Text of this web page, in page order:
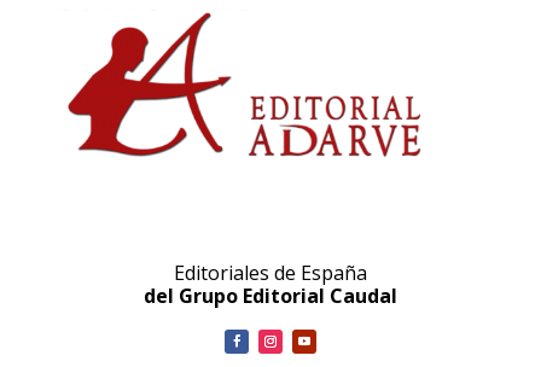
Editoriales de España
del Grupo Editorial Caudal